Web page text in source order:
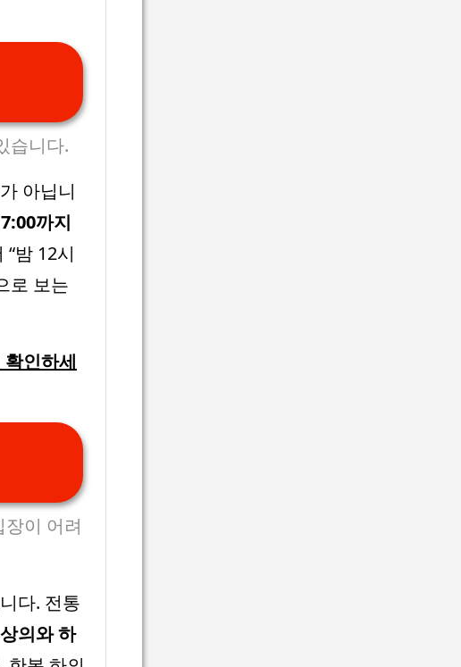
습니다.
아닙니
까지
밤 12시
로 보는
인하세
이 어려
다. 전통
상의와 하